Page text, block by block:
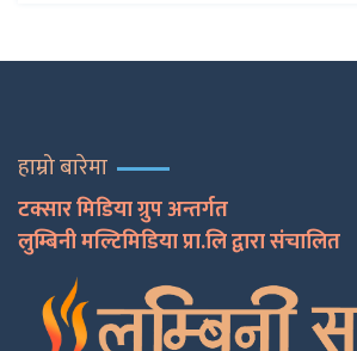
हाम्रो बारेमा
टक्सार मिडिया ग्रुप अन्तर्गत
लुम्बिनी मल्टिमिडिया प्रा.लि द्वारा संचालित